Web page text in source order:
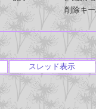
削除キ
スレッド表示